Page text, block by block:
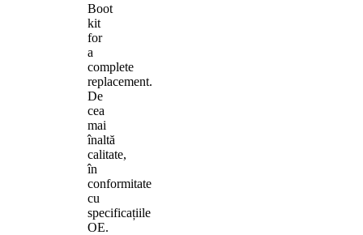
Boot
kit
for
a
complete
replacement.
De
cea
mai
înaltă
calitate,
în
conformitate
cu
specificațiile
OE.